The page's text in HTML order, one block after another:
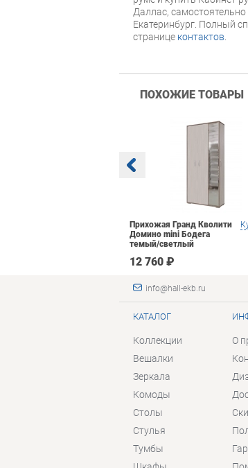
Даллас, самостоятельно
Екатеринбург. Полный
странице контактов.
ПОХОЖИЕ ТОВАРЫ
Прихожая Гранд Кволити
Домино mini Бодега
темый/светлый
12 760 ₽
info@hall-ekb.ru
КАТАЛОГ
Коллекции
Вешалки
Зеркала
Комоды
Столы
Стулья
Тумбы
О